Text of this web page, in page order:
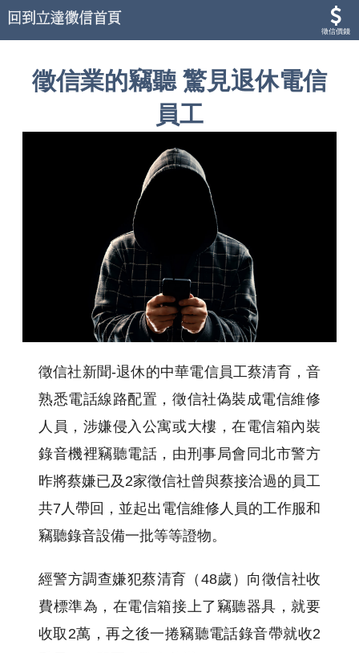
徵信價錢
徵信業的竊聽 驚見退休電信
員工
徵信社新聞-退休的中華電信員工蔡清育，音
熟悉電話線路配置，徵信社偽裝成電信維修
人員，涉嫌侵入公寓或大樓，在電信箱內裝
錄音機裡竊聽電話，由刑事局會同北市警方
昨將蔡嫌已及2家徵信社曾與蔡接洽過的員工
共7人帶回，並起出電信維修人員的工作服和
竊聽錄音設備一批等等證物。
經警方調查嫌犯蔡清育（48歲）向徵信社收
費標準為，在電信箱接上了竊聽器具，就要
收取2萬，再之後一捲竊聽電話錄音帶就收2